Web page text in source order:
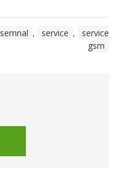
semnal , service ,
service
gsm